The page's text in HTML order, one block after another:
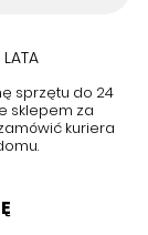
sprzętu do 24
sklepem za
kuriera